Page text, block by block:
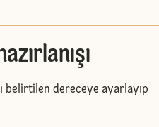
belirtilen dereceye ayarlayıp